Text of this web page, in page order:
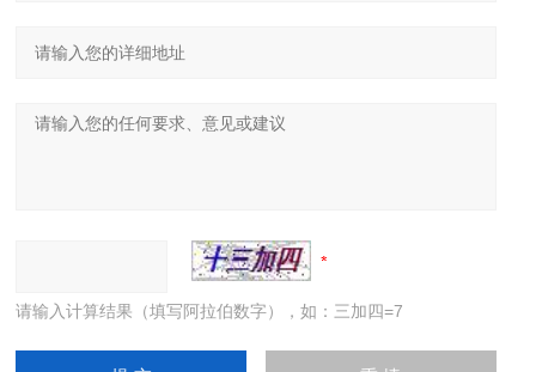
请输入计算结果（填写阿拉伯数字），如：三加四=7